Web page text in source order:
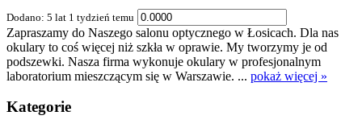
Dodano: 5 lat 1 tydzień temu
Zapraszamy do Naszego salonu optycznego w Łosicach. Dla nas
okulary to coś więcej niż szkła w oprawie. My tworzymy je od
podszewki. Nasza firma wykonuje okulary w profesjonalnym
laboratorium mieszczącym się w Warszawie. ... pokaż więcej »
Kategorie